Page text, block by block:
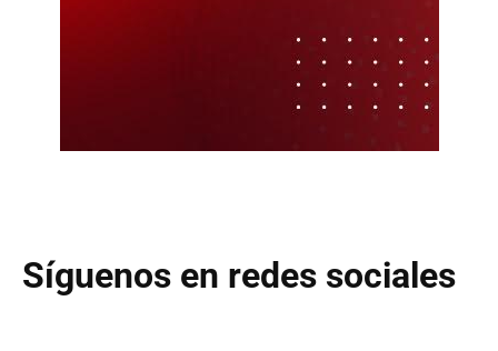
Síguenos en redes sociales